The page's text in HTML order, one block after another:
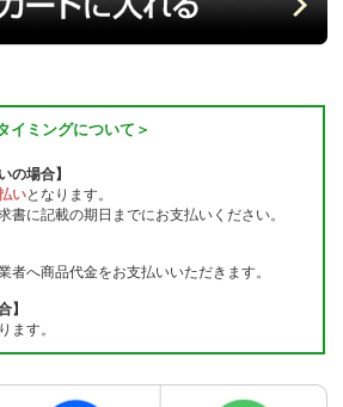
イミングについて＞
の場合】
いとなります。
書に記載の期日までにお支払いください。
者へ商品代金をお支払いいただきます。
】
ます。